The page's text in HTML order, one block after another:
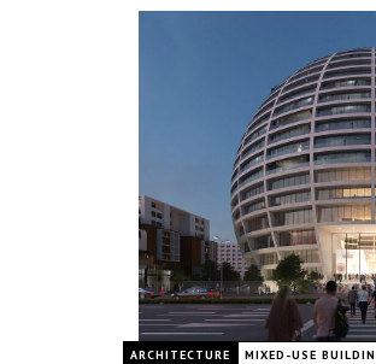
ARCHITECTURE MIXED-USE